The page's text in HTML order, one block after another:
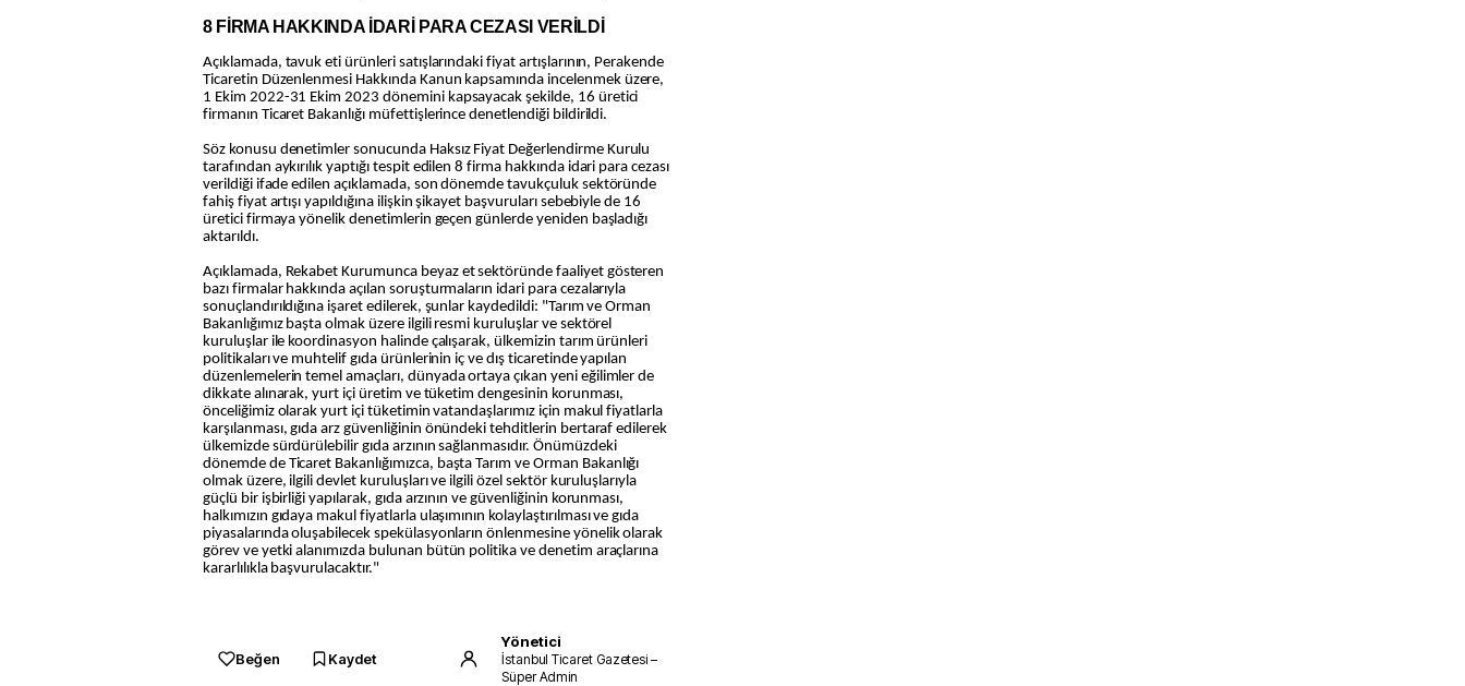
8 FİRMA HAKKINDA İDARİ PARA CEZASI VERİLDİ
Açıklamada, tavuk eti ürünleri satışlarındaki fiyat artışlarının, Perakende
Ticaretin Düzenlenmesi Hakkında Kanun kapsamında incelenmek üzere,
1 Ekim 2022-31 Ekim 2023 dönemini kapsayacak şekilde, 16 üretici
firmanın Ticaret Bakanlığı müfettişlerince denetlendiği bildirildi.
Söz konusu denetimler sonucunda Haksız Fiyat Değerlendirme Kurulu
tarafından aykırılık yaptığı tespit edilen 8 firma hakkında idari para cezası
verildiği ifade edilen açıklamada, son dönemde tavukçuluk sektöründe
fahiş fiyat artışı yapıldığına ilişkin şikayet başvuruları sebebiyle de 16
üretici firmaya yönelik denetimlerin geçen günlerde yeniden başladığı
aktarıldı.
Açıklamada, Rekabet Kurumunca beyaz et sektöründe faaliyet gösteren
bazı firmalar hakkında açılan soruşturmaların idari para cezalarıyla
sonuçlandırıldığına işaret edilerek, şunlar kaydedildi: "Tarım ve Orman
Bakanlığımız başta olmak üzere ilgili resmi kuruluşlar ve sektörel
kuruluşlar ile koordinasyon halinde çalışarak, ülkemizin tarım ürünleri
politikaları ve muhtelif gıda ürünlerinin iç ve dış ticaretinde yapılan
düzenlemelerin temel amaçları, dünyada ortaya çıkan yeni eğilimler de
dikkate alınarak, yurt içi üretim ve tüketim dengesinin korunması,
önceliğimiz olarak yurt içi tüketimin vatandaşlarımız için makul fiyatlarla
karşılanması, gıda arz güvenliğinin önündeki tehditlerin bertaraf edilerek
ülkemizde sürdürülebilir gıda arzının sağlanmasıdır. Önümüzdeki
dönemde de Ticaret Bakanlığımızca, başta Tarım ve Orman Bakanlığı
olmak üzere, ilgili devlet kuruluşları ve ilgili özel sektör kuruluşlarıyla
güçlü bir işbirliği yapılarak, gıda arzının ve güvenliğinin korunması,
halkımızın gıdaya makul fiyatlarla ulaşımının kolaylaştırılması ve gıda
piyasalarında oluşabilecek spekülasyonların önlenmesine yönelik olarak
görev ve yetki alanımızda bulunan bütün politika ve denetim araçlarına
kararlılıkla başvurulacaktır."
Beğen Kaydet
Yönetici
İstanbul Ticaret Gazetesi –
Süper Admin